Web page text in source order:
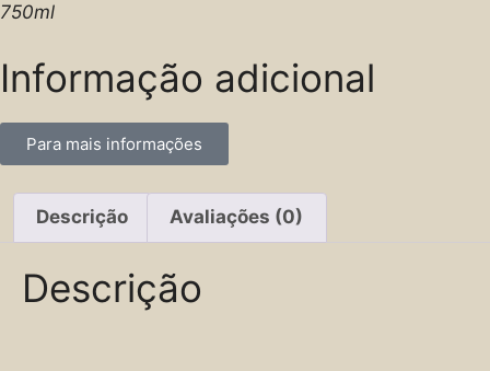
750ml
Informação adicional
Para mais informações
Descrição Avaliações (0)
Descrição